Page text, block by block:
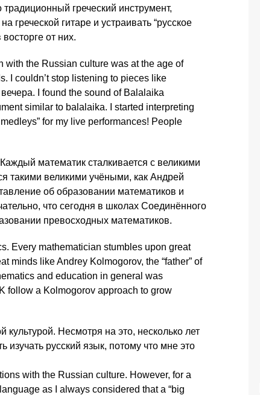
греческий инструмент,
греческой гитаре и устраивать “русское
от них.
with the Russian culture was at the age of
I couldn’t stop listening to pieces like
I found the sound of Balalaika
similar to balalaika. I started interpreting
for my live performances! People
математик сталкивается с великими
такими великими учёными, как Андрей
об образовании математиков и
что сегодня в школах Соединённого
превосходных математиков.
Every mathematician stumbles upon great
minds like Andrey Kolmogorov, the “father” of
and education in general was
follow a Kolmogorov approach to grow
Несмотря на это, несколько лет
русский язык, потому что мне это
with the Russian culture. However, for a
as I always considered that a “big